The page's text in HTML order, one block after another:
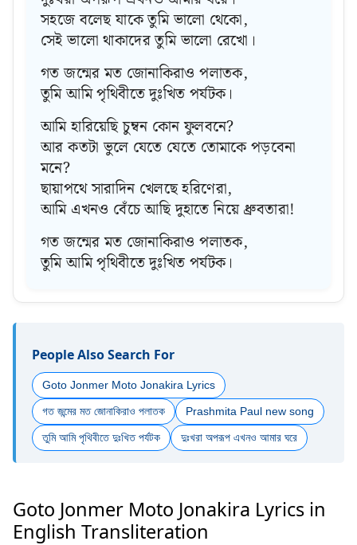
সহজে বলেছ যাকে তুমি ভালো থেকো,
সেই ভালো থাকাদের তুমি ভালো রেখো।
গত জন্মের মত জোনাকিরাও পলাতক,
তুমি আমি পৃথিবীতে দুঃখিত পর্যটক।
আমি হারিয়েছি চুম্বন কোন ফুলবনে?
আর কতটা ভুলে যেতে যেতে তোমাকে পড়বেনা
মনে?
ছায়াপথে সারাদিন খেলছে হরিণেরা,
আমি এখনও বেঁচে আছি দুহাতে নিয়ে ধ্রুবতারা!
গত জন্মের মত জোনাকিরাও পলাতক,
তুমি আমি পৃথিবীতে দুঃখিত পর্যটক।
People Also Search For
Goto Jonmer Moto Jonakira Lyrics
গত জন্মের মত জোনাকিরাও পলাতক Prashmita Paul new song
তুমি আমি পৃথিবীতে দুঃখিত পর্যটক দুঃখরা অপরূপ এখনও আমার ঘরে
Goto Jonmer Moto Jonakira Lyrics in
English Transliteration